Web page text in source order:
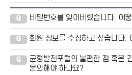
타
입
선
택
어
입
력
Q 비밀번호를 잊어버렸습니다. 어
Q 회원 정보를 수정하고 싶습니다.
Q
균형발전포털의 불편한 점 혹은
문의해야 하나요?